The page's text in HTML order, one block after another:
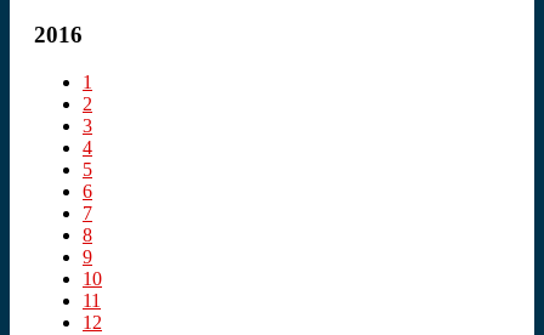
2016
1
2
3
4
5
6
7
8
9
10
11
12